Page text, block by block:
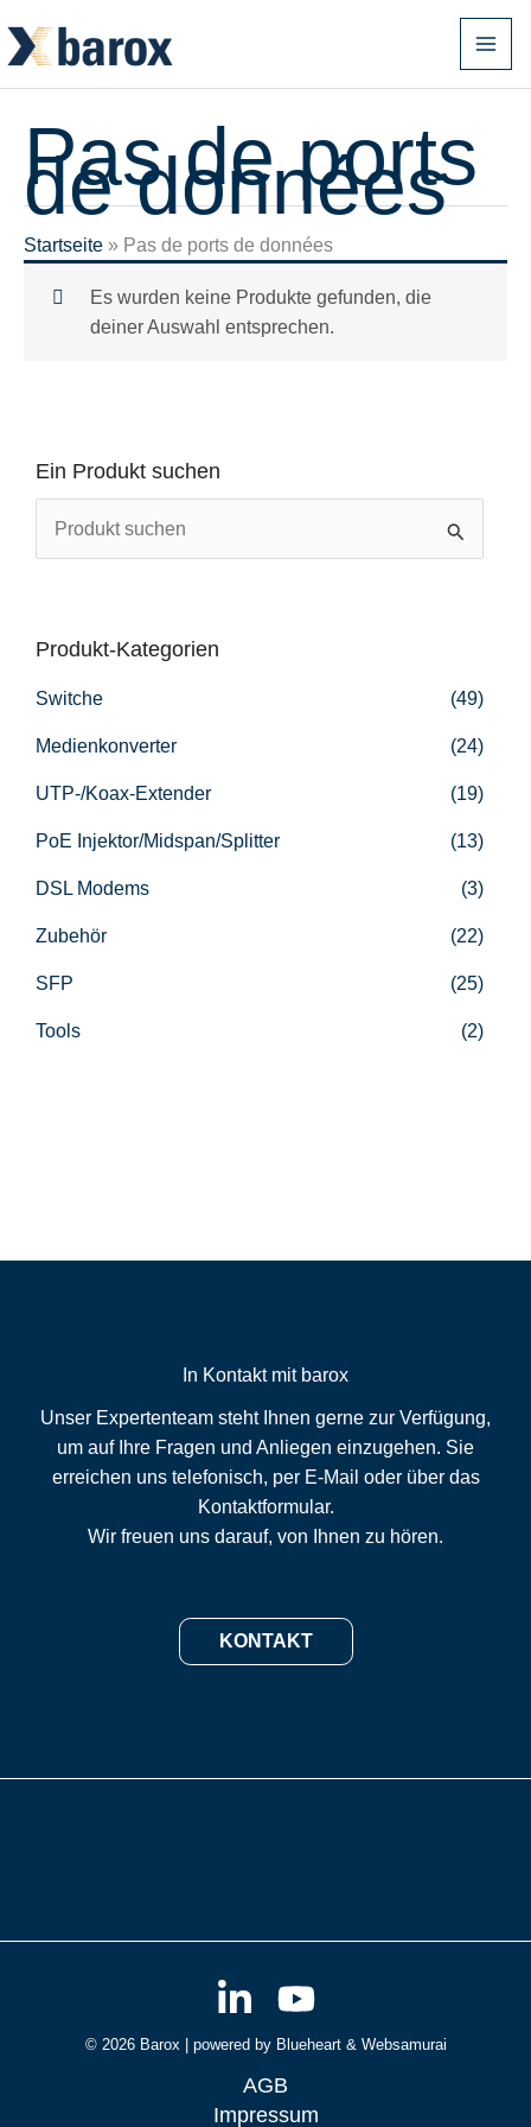
Inhalt
springen
Ein Produkt suchen
u
n
n
a
:
Produkt-Kategorien
Switche (49)
Medienkonverter (24)
UTP-/Koax-Extender (19)
PoE Injektor/Midspan/Splitter (13)
DSL Modems (3)
Zubehör (22)
SFP (25)
Tools (2)
Pas de ports
de données
Startseite » Pas de ports de données
Es wurden keine Produkte gefunden, die
deiner Auswahl entsprechen.
In Kontakt mit barox
Unser Expertenteam steht Ihnen gerne zur Verfügung,
um auf Ihre Fragen und Anliegen einzugehen. Sie
erreichen uns telefonisch, per E-Mail oder über das
Kontaktformular.
Wir freuen uns darauf, von Ihnen zu hören.
KONTAKT
© 2026 Barox | powered by Blueheart& Websamurai
AGB
Impressum